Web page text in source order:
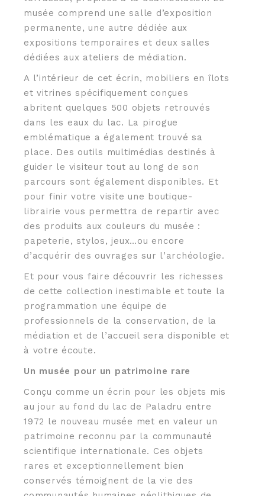
musée comprend une salle d’exposition
permanente, une autre dédiée aux
expositions temporaires et deux salles
dédiées aux ateliers de médiation.
A l’intérieur de cet écrin, mobiliers en îlots
et vitrines spécifiquement conçues
abritent quelques 500 objets retrouvés
dans les eaux du lac. La pirogue
emblématique a également trouvé sa
place. Des outils multimédias destinés à
guider le visiteur tout au long de son
parcours sont également disponibles. Et
pour finir votre visite une boutique-
librairie vous permettra de repartir avec
des produits aux couleurs du musée :
papeterie, stylos, jeux…ou encore
d’acquérir des ouvrages sur l’archéologie.
Et pour vous faire découvrir les richesses
de cette collection inestimable et toute la
programmation une équipe de
professionnels de la conservation, de la
médiation et de l’accueil sera disponible et
à votre écoute.
Un musée pour un patrimoine rare
Conçu comme un écrin pour les objets mis
au jour au fond du lac de Paladru entre
1972 le nouveau musée met en valeur un
patrimoine reconnu par la communauté
scientifique internationale. Ces objets
rares et exceptionnellement bien
conservés témoignent de la vie des